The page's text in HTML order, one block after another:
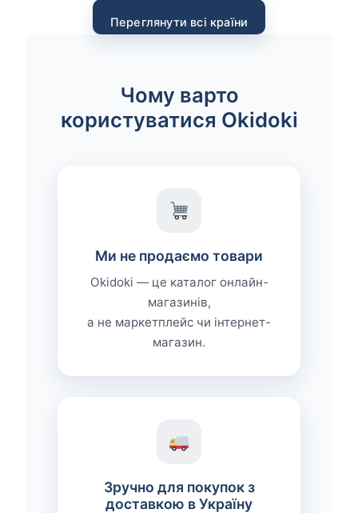
Переглянути всі країни
Чому варто
користуватися Okidoki
Ми не продаємо товари
Okidoki — це каталог онлайн-
магазинів,
а не маркетплейс чи інтернет-
магазин.
Зручно для покупок з
доставкою в Україну